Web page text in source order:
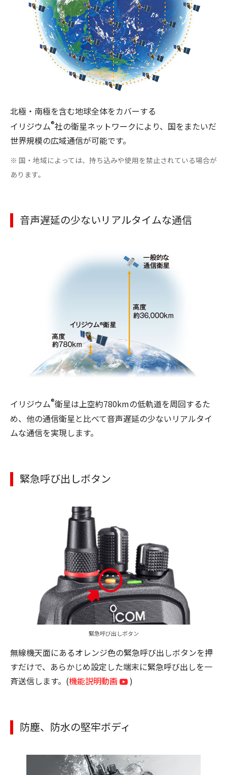
北極・南極を含む地球全体をカバーする
イリジウム®社の衛星ネットワークにより、国をまたいだ
世界規模の広域通信が可能です。
※ 国・地域によっては、持ち込みや使用を禁止されている場合が
あります。
音声遅延の少ないリアルタイムな通信
イリジウム®衛星は上空約780kmの低軌道を周回するた
め、他の通信衛星と比べて音声遅延の少ないリアルタイ
ムな通信を実現します。
緊急呼び出しボタン
緊急呼び出しボタン
無線機天面にあるオレンジ色の緊急呼び出しボタンを押
すだけで、あらかじめ設定した端末に緊急呼び出しを一
斉送信します。(機能説明動画 )
防塵、防水の堅牢ボディ